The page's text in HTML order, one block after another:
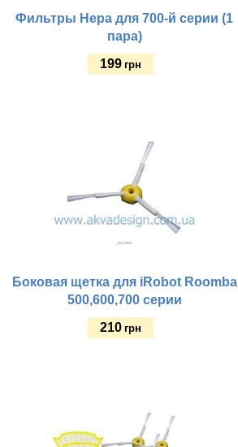
Фильтры Нера для 700-й серии (1
пара)
199 грн
Боковая щетка для iRobot Roomba
500,600,700 серии
210 грн